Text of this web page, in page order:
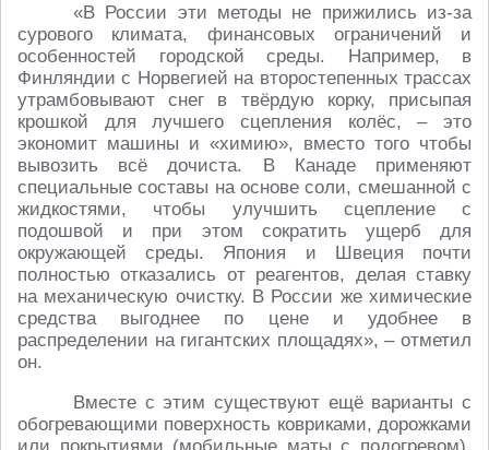
«В России эти методы не прижились из-за
сурового климата, финансовых ограничений и
особенностей городской среды. Например, в
Финляндии с Норвегией на второстепенных трассах
утрамбовывают снег в твёрдую корку, присыпая
крошкой для лучшего сцепления колёс, – это
экономит машины и «химию», вместо того чтобы
вывозить всё дочиста. В Канаде применяют
специальные составы на основе соли, смешанной с
жидкостями, чтобы улучшить сцепление с
подошвой и при этом сократить ущерб для
окружающей среды. Япония и Швеция почти
полностью отказались от реагентов, делая ставку
на механическую очистку. В России же химические
средства выгоднее по цене и удобнее в
распределении на гигантских площадях», – отметил
он.
Вместе с этим существуют ещё варианты с
обогревающими поверхность ковриками, дорожками